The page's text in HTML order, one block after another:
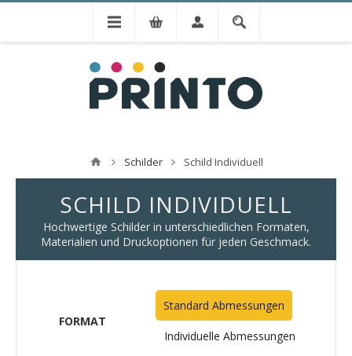
Schilder Schild Individuell
SCHILD INDIVIDUELL
Hochwertige Schilder in unterschiedlichen Formaten,
Materialien und Druckoptionen für jeden Geschmack.
FORMAT
Standard Abmessungen
Individuelle Abmessungen